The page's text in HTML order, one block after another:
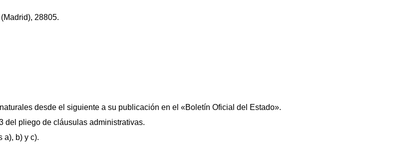
28805.
desde el siguiente a su publicación en el «Boletín Oficial del Estado».
del pliego de cláusulas administrativas.
a), b) y c).